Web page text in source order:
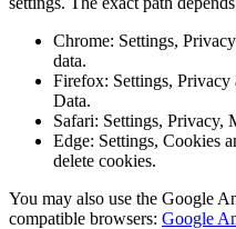
Chrome: Settings,
data.
Firefox: Settings, Privacy
Data.
Safari: Settings, Privacy,
Edge: Settings, Cookies
delete cookies.
You may also use the Google
compatible browsers: Google